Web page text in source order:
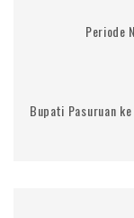
Periode
Bupati Pasuruan